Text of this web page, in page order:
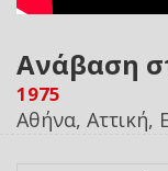
Ανάβαση
1975
Αθήνα, Αττική,